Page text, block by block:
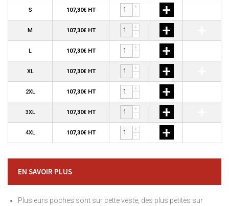
S 107,30€ HT
+
-
+
M 107,30€ HT
+
-
+
L 107,30€ HT
+
-
+
XL 107,30€ HT
+
-
+
2XL 107,30€ HT
+
-
+
3XL 107,30€ HT
+
-
+
4XL 107,30€ HT
+
-
+
EN SAVOIR PLUS
Plusieurs poches sont sur cette veste, des plus petites sur